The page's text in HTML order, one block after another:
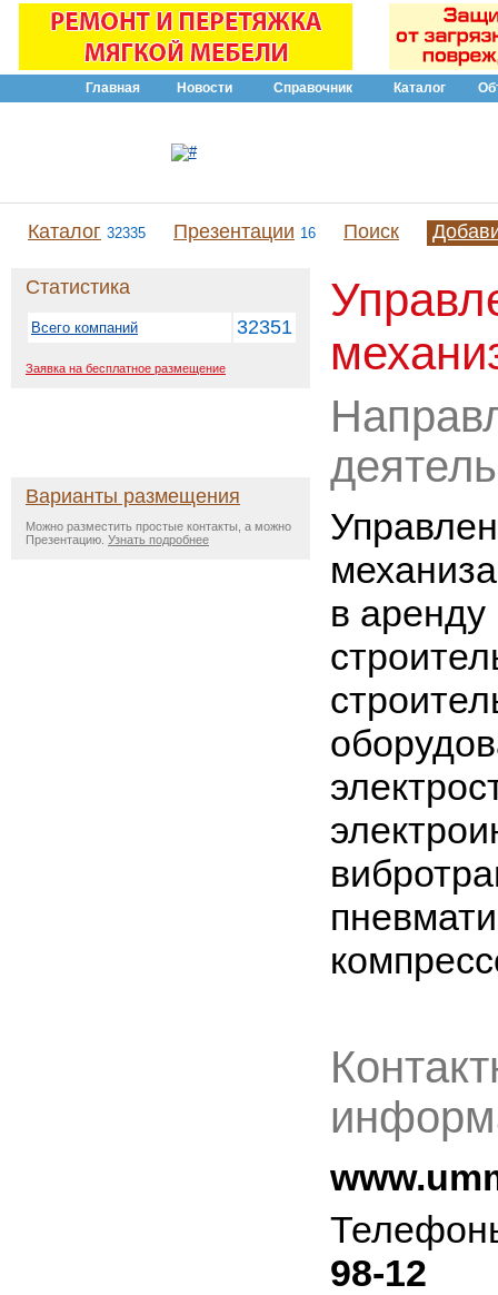
Главная Новости Справочник Каталог
Каталог 32335 Презентации 16 Поиск
Статистика
Всего компаний 32351
Заявка на бесплатное размещение
Варианты размещения
Можно разместить простые контакты, а можно
Презентацию. Узнать подробнее
в аренду
98-12